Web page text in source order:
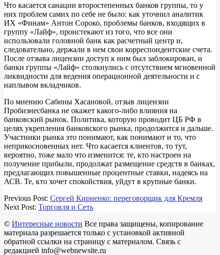
Что касается санации второстепенных банков группы, то у
них проблем самих по себе не было: как уточнил аналитик
ИХ «Финам» Антон Сороко, проблемы банков, входящих в
группу «Лайф», проистекают из того, что все они
использовали головной банк как расчетный центр и,
следовательно, держали в нем свои корреспондентские счета.
После отзыва лицензии доступ к ним был заблокирован, и
банки группы «Лайф» столкнулись с отсутствием мгновенной
ликвидности для ведения операционной деятельности и с
наплывом вкладчиков.
По мнению Сабины Хасановой, отзыв лицензии
Пробизнесбанка не окажет какого-либо влияния на
банковский рынок. Политика, которую проводит ЦБ РФ в
целях укрепления банковского рынка, продолжится и дальше.
Участники рынка это понимают, как понимают и то, что
неприкосновенных нет. Что касается клиентов, то тут,
вероятно, тоже мало что изменится: те, кто настроен на
получение прибыли, продолжат размещение средств в банках,
предлагающих повышенные процентные ставки, надеясь на
АСВ. Те, кто хочет спокойствия, уйдут в крупные банки.
2018-
03-
Previous Post: Сергей Кириенко: переговорщик для Кремля
Next Post: Торговля и Сеть
© Интересные новости Все права защищены, копирование
материала разрешается только с установкой активной
обратной ссылки на страницу с материалом. Связь с
редакцией info@webnewsite.ru